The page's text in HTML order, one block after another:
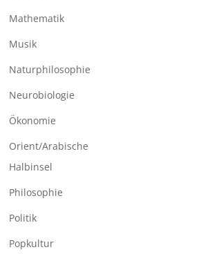
Mathematik
Musik
Naturphilosophie
Neurobiologie
Ökonomie
Orient/Arabische
Halbinsel
Philosophie
Politik
Popkultur